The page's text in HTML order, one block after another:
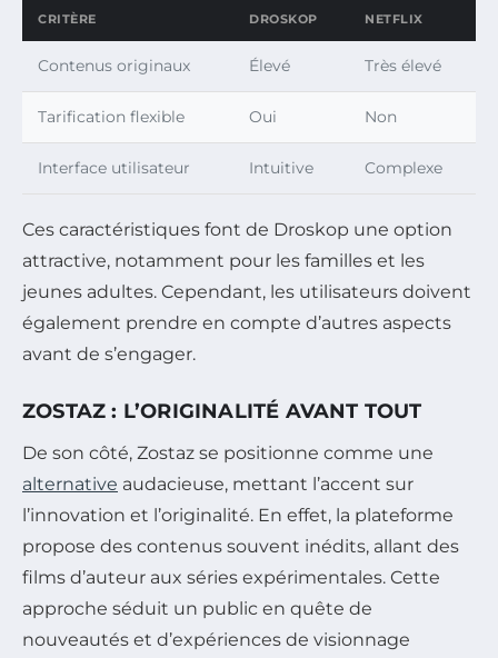
CRITÈRE DROSKOP NETFLIX
Contenus originaux Élevé Très élevé
Tarification flexible Oui Non
Interface utilisateur Intuitive Complexe
Ces caractéristiques font de Droskop une option
attractive, notamment pour les familles et les
jeunes adultes. Cependant, les utilisateurs doivent
également prendre en compte d’autres aspects
avant de s’engager.
ZOSTAZ : L’ORIGINALITÉ AVANT TOUT
De son côté, Zostaz se positionne comme une
alternative audacieuse, mettant l’accent sur
l’innovation et l’originalité. En effet, la plateforme
propose des contenus souvent inédits, allant des
films d’auteur aux séries expérimentales. Cette
approche séduit un public en quête de
nouveautés et d’expériences de visionnage